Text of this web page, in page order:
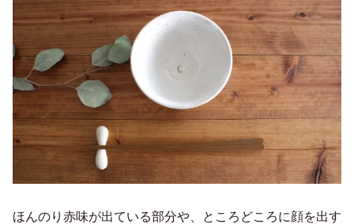
ほんのり赤味が出ている部分や、ところどころに顔を出す